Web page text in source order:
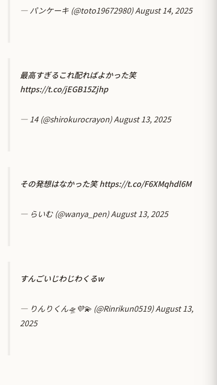
— パンケーキ (@toto19672980)August 14, 2025
最高すぎるこれ配ればよかった笑
https://t.co/jEGB15Zjhp
— 14 (@shirokurocrayon)August 13, 2025
その発想はなかった笑https://t.co/F6XMqhdl6M
— らいむ (@wanya_pen)August 13, 2025
すんごいじわじわくるw
— りんりくん🛸💜💫 (@Rinrikun0519)August 13,
2025